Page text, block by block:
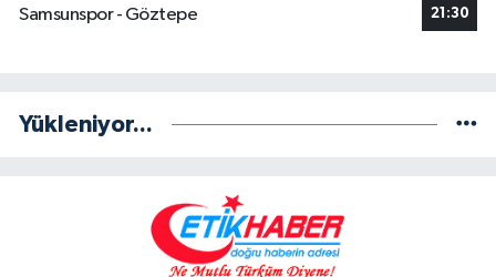
Samsunspor - Göztepe
21:30
Yükleniyor...